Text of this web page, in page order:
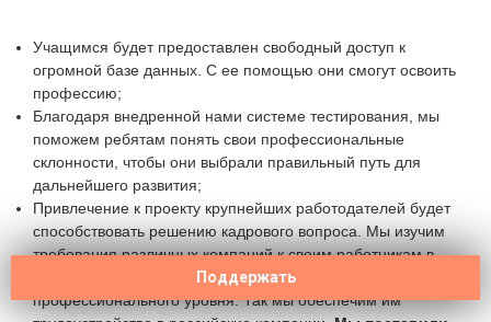
Поддержать
Учащимся будет предоставлен свободный доступ к
огромной базе данных. С ее помощью они смогут освоить
профессию;
Благодаря внедренной нами системе тестирования, мы
поможем ребятам понять свои профессиональные
склонности, чтобы они выбрали правильный путь для
дальнейшего развития;
Привлечение к проекту крупнейших работодателей будет
способствовать решению кадрового вопроса. Мы изучим
требования различных компаний к своим работникам в
области IT и поможем молодым ребятам достигнуть нужного
профессионального уровня. Так мы обеспечим им